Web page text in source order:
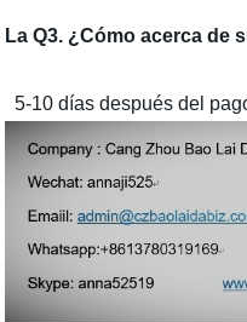
La Q3. ¿Cómo acerca de
5-10 días después del